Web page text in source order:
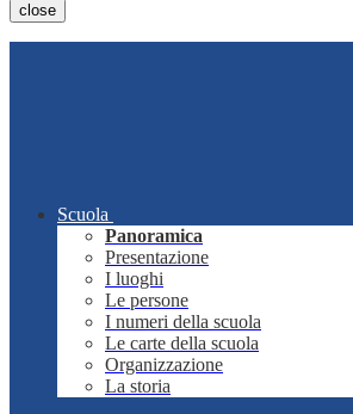
close
Scuola
Panoramica
Presentazione
I luoghi
Le persone
I numeri della scuola
Le carte della scuola
Organizzazione
La storia